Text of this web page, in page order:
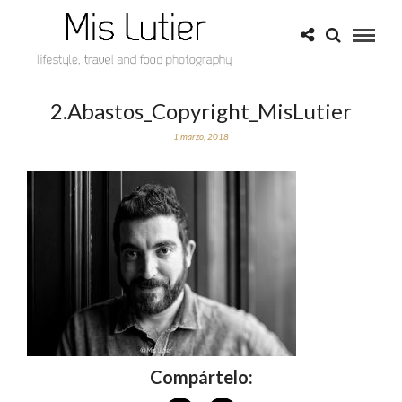
2.Abastos_Copyright_MisLutier
1 marzo, 2018
Compártelo: